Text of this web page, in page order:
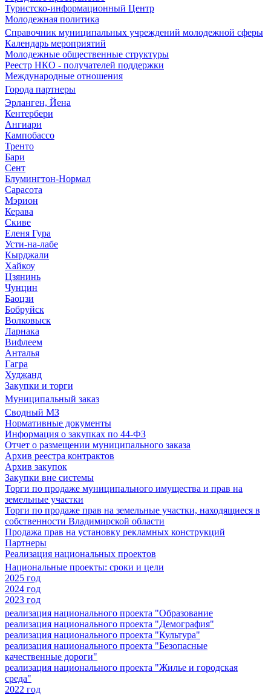
Туристско-информационный Центр
Молодежная политика
Справочник муниципальных учреждений молодежной сферы
Календарь мероприятий
Молодежные общественные структуры
Реестр НКО - получателей поддержки
Международные отношения
Города партнеры
Эрланген, Йена
Кентербери
Ангиари
Кампобассо
Тренто
Бари
Сент
Блумингтон-Нормал
Сарасота
Мэрион
Керава
Скиве
Еленя Гура
Усти-на-лабе
Кырджали
Хайкоу
Цзянинь
Чунцин
Баоцзи
Бобруйск
Волковыск
Ларнака
Вифлеем
Анталья
Гагра
Худжанд
Закупки и торги
Муниципальный заказ
Сводный МЗ
Нормативные документы
Информация о закупках по 44-ФЗ
Отчет о размещении муниципального заказа
Архив реестра контрактов
Архив закупок
Закупки вне системы
Торги по продаже муниципального имущества и прав на
земельные участки
Торги по продаже прав на земельные участки, находящиеся в
собственности Владимирской области
Продажа прав на установку рекламных конструкций
Партнеры
Реализация национальных проектов
Национальные проекты: сроки и цели
2025 год
2024 год
2023 год
реализация национального проекта "Образование
реализация национального проекта "Демография"
реализация национального проекта "Культура"
реализация национального проекта "Безопасные
качественные дороги"
реализация национального проекта "Жилье и городская
среда"
2022 год